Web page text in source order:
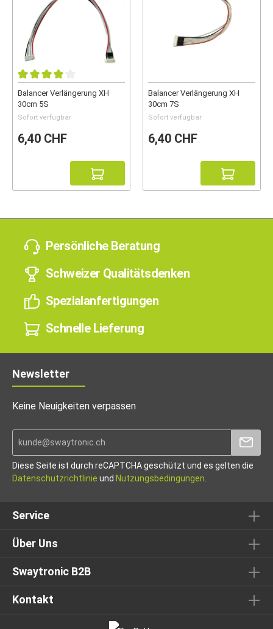
Balancer Verlängerung XH
30cm 5S
Sofort verfügbar
6,40 CHF
Balancer Verlängerung XH
30cm 7S
Sofort verfügbar
6,40 CHF
Persönliche Beratung
Schweizer Qualitätsdenken
Spezialanfertigungen
Schnelle Lieferung
Newsletter
Keine Neuigkeiten verpassen
Diese Seite ist durch reCAPTCHA geschützt und es gelten die
Datenschutzrichtlinie und Nutzungsbedingungen
Service
Über Uns
Swaytronic B2B
Kontakt